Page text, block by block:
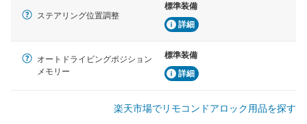
ステアリング位置調整
標準装備
詳細
オートドライビングポジション
メモリー
標準装備
詳細
楽天市場でリモコンドアロック用品を探す